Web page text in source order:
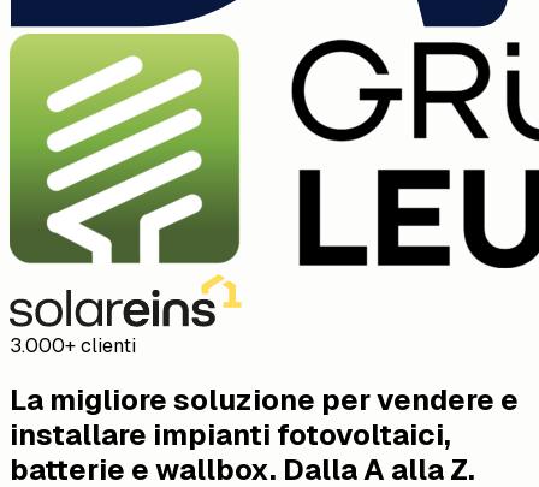
3.000+ clienti
La migliore soluzione per vendere e
installare impianti fotovoltaici,
batterie e wallbox. Dalla A alla Z.